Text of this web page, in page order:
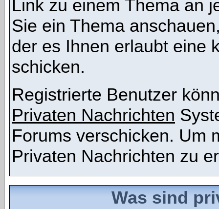
Link zu einem Thema an
Sie ein Thema
der es Ihnen erlaubt eine
schicken.
Registrierte Benutzer
Privaten Nachrichten
Forums verschicken. Um
Privaten Nachrichten zu
Was sind